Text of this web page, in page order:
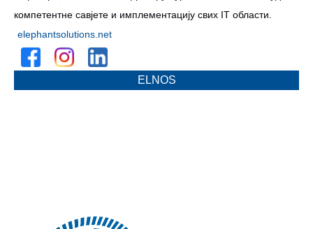
компетентне савјете и имплементацију свих IT области.
elephantsolutions.net
ELNOS